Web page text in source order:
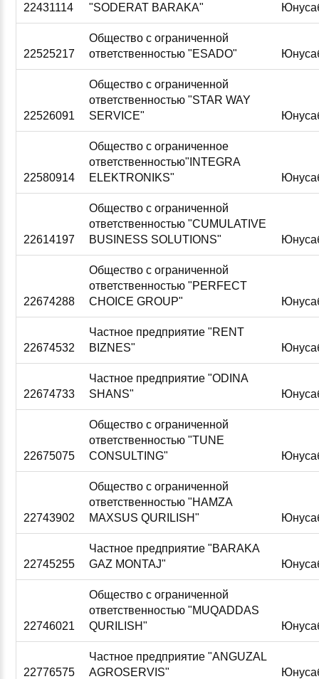
22431114
"SODERAT BARAKA"
22525217
Общество с ограниченной
ответственностью "ESADO"
22526091
Общество с ограниченной
ответственностью "STAR WAY
SERVICE"
22580914
Общество с ограниченное
ответственностью"INTEGRA
ELEKTRONIKS"
22614197
Общество с ограниченной
ответственностью "CUMULATIVE
BUSINESS SOLUTIONS"
22674288
Общество с ограниченной
ответственностью "PERFECT
CHOICE GROUP"
22674532
Частное предприятие "RENT
BIZNES"
22674733
Частное предприятие "ODINA
SHANS"
22675075
Общество с ограниченной
ответственностью "TUNE
CONSULTING"
22743902
Общество с ограниченной
ответственностью "HAMZA
MAXSUS QURILISH"
22745255
Частное предприятие "BARAKA
GAZ MONTAJ"
22746021
Общество с ограниченной
ответственностью "MUQADDAS
QURILISH"
22776575
Частное предприятие "ANGUZAL
AGROSERVIS"